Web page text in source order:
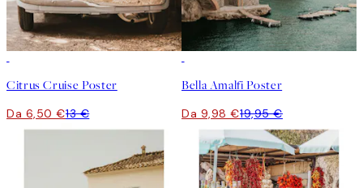
Citrus Cruise Poster
Da 6,50 €13 €
Bella Amalfi Poster
Da 9,98 €19,95 €